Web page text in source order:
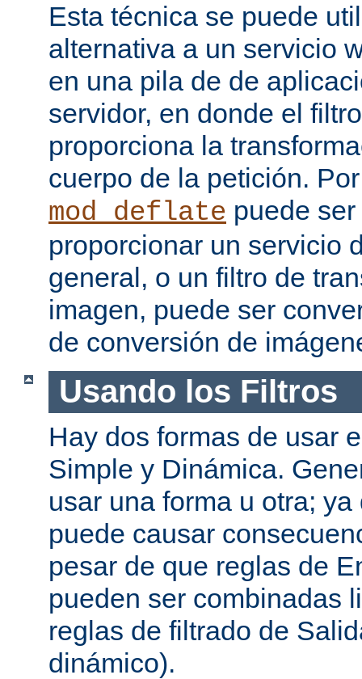
Esta técnica se puede
alternativa a un servicio
en una pila de de
servidor, en donde el
proporciona la
cuerpo de la petición.
mod_deflate puede
proporcionar un servicio
general, o un filtro de
imagen, puede ser
de conversión de
Usando los Filtros
Hay dos formas de usar
Simple y Dinámica.
usar una forma u otra;
puede causar
pesar de que reglas de
pueden ser combinadas
reglas de filtrado de
dinámico).